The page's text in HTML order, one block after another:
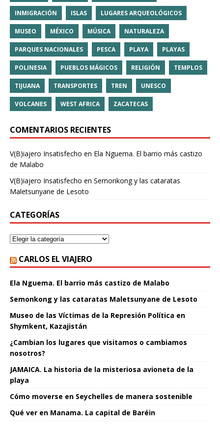
INMIGRACIÓN ISLAS LUGARES ARQUEOLÓGICOS
MUSEO MÉXICO MÚSICA NATURALEZA
PARQUES NACIONALES PESCA PLAYA PLAYAS
POLINESIA PUEBLOS MÁGICOS RELIGIÓN TEMPLOS
TIJUANA TRANSPORTES TREN UNESCO
VOLCANES WEST AFRICA ZACATECAS
COMENTARIOS RECIENTES
V(B)iajero Insatisfecho en Ela Nguema. El barrio más castizo
de Malabo
V(B)iajero Insatisfecho en Semonkong y las cataratas
Maletsunyane de Lesoto
CATEGORÍAS
CARLOS EL VIAJERO
Ela Nguema. El barrio más castizo de Malabo
Semonkong y las cataratas Maletsunyane de Lesoto
Museo de las Víctimas de la Represión Política en
Shymkent, Kazajistán
¿Cambian los lugares que visitamos o cambiamos
nosotros?
JAMAICA. La historia de la misteriosa avioneta de la
playa
Cómo moverse en Seychelles de manera sostenible
Qué ver en Manama. La capital de Baréin